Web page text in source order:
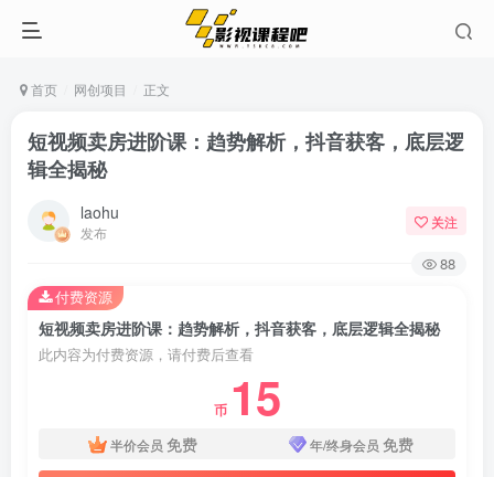
首页 网创项目 正文
短视频卖房进阶课：趋势解析，抖音获客，底层逻
辑全揭秘
laohu
发布
关注
88
短视频卖房进阶课：趋势解析，抖音获客，底层逻辑全揭秘
此内容为付费资源，请付费后查看
币 15
半价会员 免费 年/终身会员 免费
付费资源